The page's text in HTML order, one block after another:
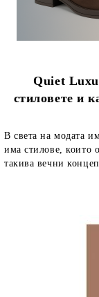
Quiet
стиловете и
В света на модата
има стилове, които
такива вечни